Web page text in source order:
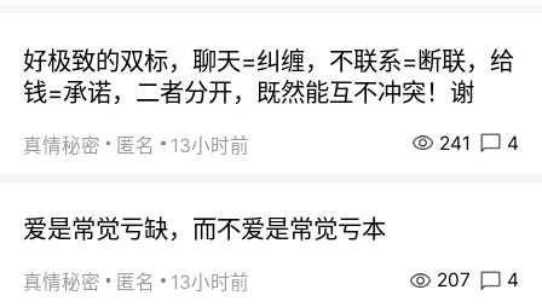
好极致的双标，聊天=纠缠，不联系=断联，给
钱=承诺，二者分开，既然能互不冲突！谢
真情秘密 匿名 13小时前 241 4
爱是常觉亏缺，而不爱是常觉亏本
真情秘密 匿名 13小时前 207 4